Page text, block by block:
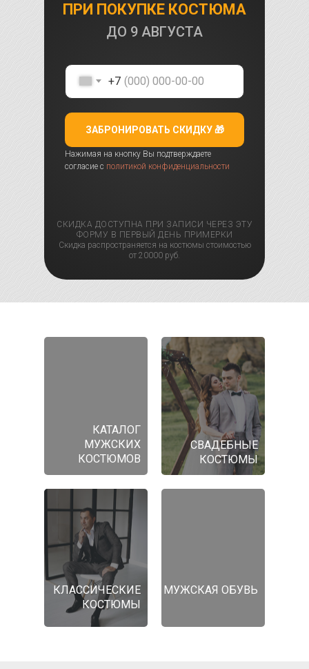
ПРИ ПОКУПКЕ КОСТЮМА
СКИДКА ДОСТУПНА ПРИ ЗАПИСИ ЧЕРЕЗ ЭТУ
ФОРМУ В ПЕРВЫЙ ДЕНЬ ПРИМЕРКИ
Скидка распространяется на костюмы стоимостью
от 20000 руб.
ДО 9 АВГУСТА
+7
ЗАБРОНИРОВАТЬ СКИДКУ 🎁
Нажимая на кнопку Вы подтверждаете
согласие с политикой конфиденциальности
КАТАЛОГ
МУЖСКИХ
КОСТЮМОВ
СВАДЕБНЫЕ
КОСТЮМЫ
КЛАССИЧЕСКИЕ
КОСТЮМЫ
МУЖСКАЯ ОБУВЬ